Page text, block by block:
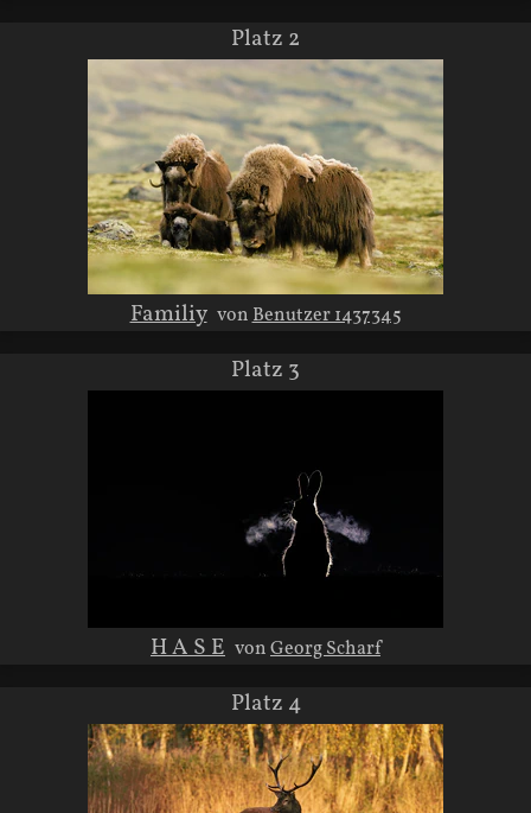
Platz 2
Familiy vonBenutzer 1437345
Platz 3
H A S E vonGeorg Scharf
Platz 4